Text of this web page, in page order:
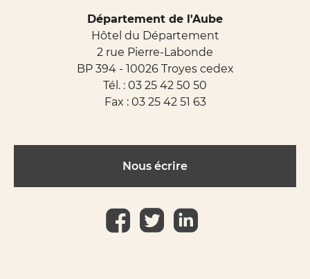
Département de l'Aube
Hôtel du Département
2 rue Pierre-Labonde
BP 394 - 10026 Troyes cedex
Tél. : 03 25 42 50 50
Fax : 03 25 42 51 63
Nous écrire